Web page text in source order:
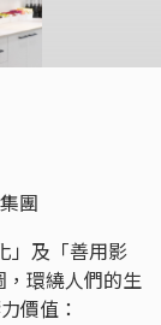
團
」及「善用影
環繞人們的生
價值：